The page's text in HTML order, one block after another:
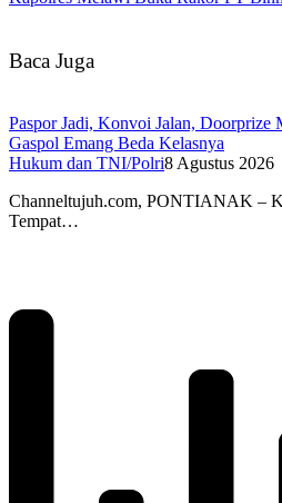
Baca Juga
Paspor Jadi, Konvoi Jalan, Doorprize
Gaspol Emang Beda Kelasnya
Hukum dan TNI/Polri8 Agustus 2026
Channeltujuh.com, PONTIANAK –
Tempat…